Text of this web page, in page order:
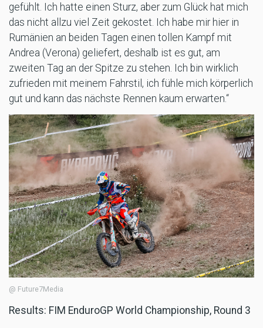
gefühlt. Ich hatte einen Sturz, aber zum Glück hat mich
das nicht allzu viel Zeit gekostet. Ich habe mir hier in
Rumänien an beiden Tagen einen tollen Kampf mit
Andrea (Verona) geliefert, deshalb ist es gut, am
zweiten Tag an der Spitze zu stehen. Ich bin wirklich
zufrieden mit meinem Fahrstil, ich fühle mich körperlich
gut und kann das nächste Rennen kaum erwarten.“
@ Future7Media
Results: FIM EnduroGP World Championship, Round 3